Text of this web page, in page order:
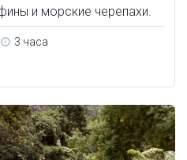
и морские черепахи.
3 часа